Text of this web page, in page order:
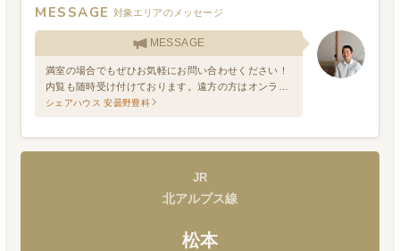
MESSAGE 対象エリアのメッセージ
MESSAGE
満室の場合でもぜひお気軽にお問い合わせください！
内覧も随時受け付けております。遠方の方はオンライ
ン内覧も可能です。
シェアハウス 安曇野豊科
JR
北アルプス線
松本